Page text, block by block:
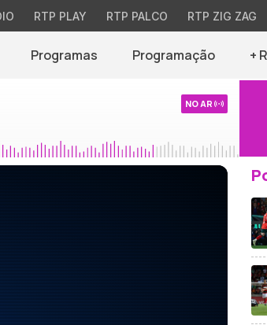
RTP PLAY RTP PALCO RTP ZIG ZAG
Programas Programação +
NO AR